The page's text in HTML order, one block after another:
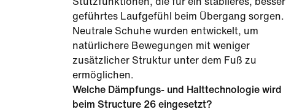
geführtes Laufgefühl beim Übergang sorgen.
Neutrale Schuhe wurden entwickelt, um
natürlichere Bewegungen mit weniger
zusätzlicher Struktur unter dem Fuß zu
ermöglichen.
Welche Dämpfungs- und Halttechnologie wird
beim Structure 26 eingesetzt?